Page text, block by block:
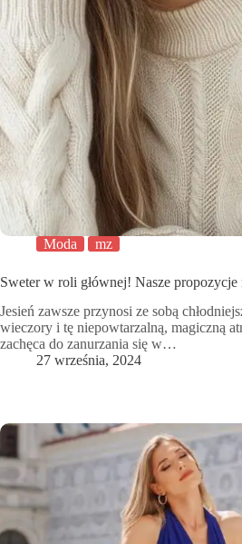
Moda mz
Sweter w roli głównej! Nasze propozycje
Jesień zawsze przynosi ze sobą
wieczory i tę niepowtarzalną, magiczną
zachęca do zanurzania się w…
27 września, 2024